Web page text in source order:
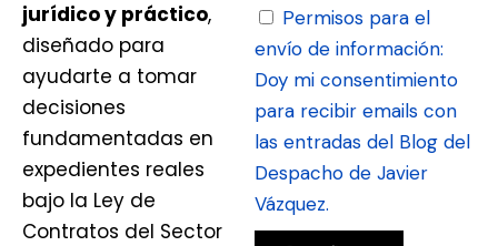
jurídico y práctico,
diseñado para
ayudarte a tomar
decisiones
fundamentadas en
expedientes reales
bajo la Ley de
Contratos del Sector
Permisos para el
envío de información:
Doy mi consentimiento
para recibir emails con
las entradas del Blog del
Despacho de Javier
Vázquez.